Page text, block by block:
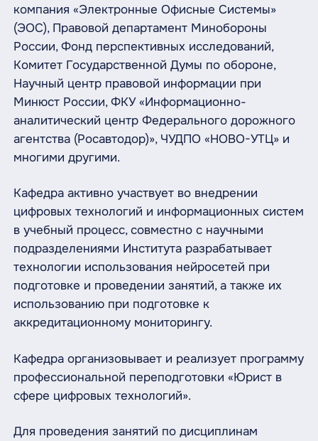
компания «Электронные Офисные Системы»
(ЭОС), Правовой департамент Минобороны
России, Фонд перспективных исследований,
Комитет Государственной Думы по обороне,
Научный центр правовой информации при
Минюст России, ФКУ «Информационно-
аналитический центр Федерального дорожного
агентства (Росавтодор)», ЧУДПО «НОВО-УТЦ» и
многими другими.
Кафедра активно участвует во внедрении
цифровых технологий и информационных систем
в учебный процесс, совместно с научными
подразделениями Института разрабатывает
технологии использования нейросетей при
подготовке и проведении занятий, а также их
использованию при подготовке к
аккредитационному мониторингу.
Кафедра организовывает и реализует программу
профессиональной переподготовки «Юрист в
сфере цифровых технологий».
Для проведения занятий по дисциплинам